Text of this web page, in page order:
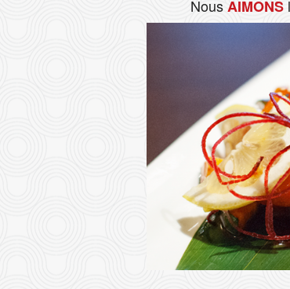
NousAIMONS